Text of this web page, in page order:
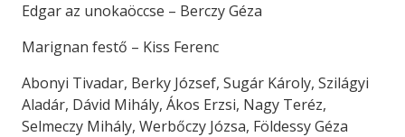
Edgar az unokaöccse – Berczy Géza
Marignan festő – Kiss Ferenc
Abonyi Tivadar, Berky József, Sugár Károly, Szilágyi
Aladár, Dávid Mihály, Ákos Erzsi, Nagy Teréz,
Selmeczy Mihály, Werbőczy Józsa, Földessy Géza